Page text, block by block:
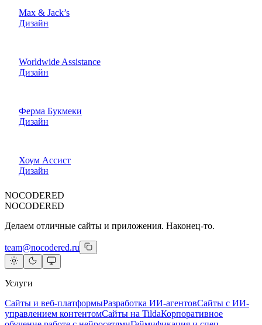
Max & Jack’s
Дизайн
Worldwide Assistance
Дизайн
Ферма Букмеки
Дизайн
Хоум Ассист
Дизайн
NOCODERED
NOCODERED
Делаем отличные сайты и приложения. Наконец-то.
team@nocodered.ru
Услуги
Сайты и веб-платформыРазработка ИИ-агентовСайты с ИИ-
управлением контентомСайты на TildaКорпоративное